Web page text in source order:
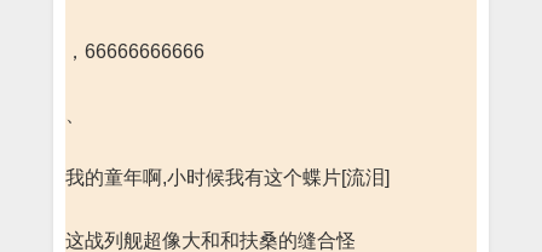
，66666666666
我的童年啊,小时候我有这个蝶片[流泪]
这战列舰超像大和和扶桑的缝合怪